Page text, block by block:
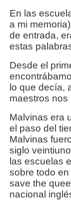
En las
a mi
de entrada,
estas
Desde el
lo que decía,
maestros
Malvinas era
el paso del
Malvinas
siglo
las escuelas
sobre todo
save the
nacional